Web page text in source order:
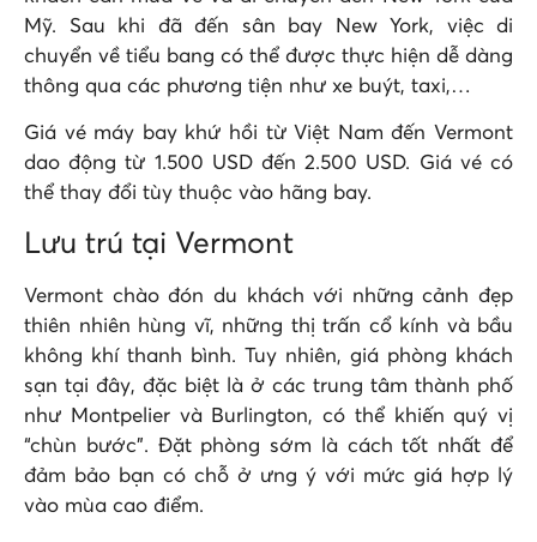
Mỹ. Sau khi đã đến sân bay New York, việc di
chuyển về tiểu bang có thể được thực hiện dễ dàng
thông qua các phương tiện như xe buýt, taxi,…
Giá vé máy bay khứ hồi từ Việt Nam đến Vermont
dao động từ 1.500 USD đến 2.500 USD. Giá vé có
thể thay đổi tùy thuộc vào hãng bay.
Lưu trú tại Vermont
Vermont chào đón du khách với những cảnh đẹp
thiên nhiên hùng vĩ, những thị trấn cổ kính và bầu
không khí thanh bình. Tuy nhiên, giá phòng khách
sạn tại đây, đặc biệt là ở các trung tâm thành phố
như Montpelier và Burlington, có thể khiến quý vị
“chùn bước”. Đặt phòng sớm là cách tốt nhất để
đảm bảo bạn có chỗ ở ưng ý với mức giá hợp lý
vào mùa cao điểm.